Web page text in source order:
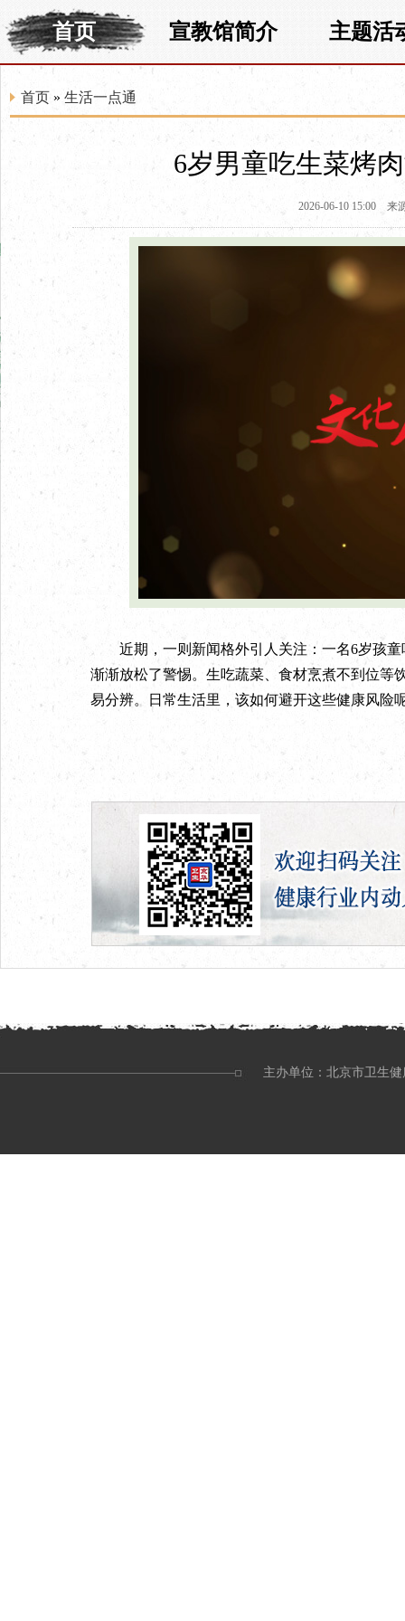
首页 宣教馆简介 主题活
首页 » 生活一点通
6岁男童吃生菜烤
2026-06-10 15:00 来
近期，一则新闻格外引人关注：一名6岁孩童
渐渐放松了警惕。生吃蔬菜、食材烹煮不到位等
易分辨。日常生活里，该如何避开这些健康风险
主办单位：北京市卫生